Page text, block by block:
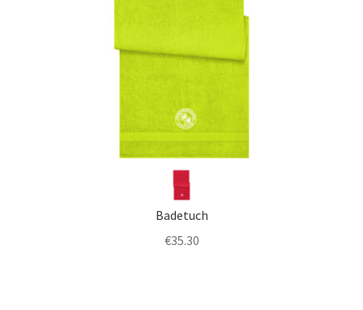
Badetuch
€35.30